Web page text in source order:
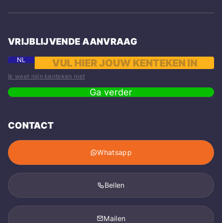
VRIJBLIJVENDE AANVRAAG
NL
Ik weet mijn kenteken niet
Ga verder
CONTACT
Whatsapp
Bellen
Mailen